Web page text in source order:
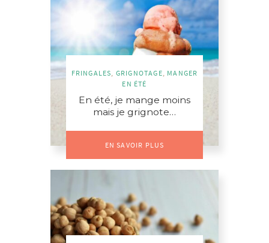
FRINGALES, GRIGNOTAGE, MANGER
EN ÉTÉ
En été, je mange moins
mais je grignote…
EN SAVOIR PLUS